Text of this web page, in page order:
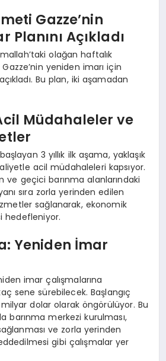
Gazze’nin
Planını Açıkladı
olağan haftalık
yeniden imarı için
Bu plan, iki aşamadan
Müdahaleler ve
3 yıllık ilk aşama, yaklaşık
acil müdahaleleri kapsıyor.
ve geçici barınma alanlarındaki
sıra zorla yerinden edilen
sağlanarak, ekonomik
hedefleniyor.
Yeniden İmar
imar çalışmalarına
sene sürebilecek. Başlangıç
dolar olarak öngörülüyor. Bu
barınma merkezi kurulması,
ve zorla yerinden
gibi çalışmalar yer